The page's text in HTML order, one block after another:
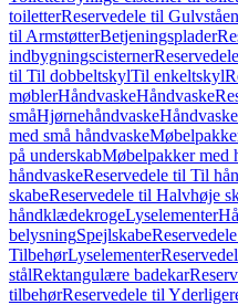
toiletterReservedele til
til ArmstøtterBetjeningsplader
indbygningscisterner
til Til dobbeltskylTil enkeltskyl
møblerHåndvaskeHåndvaske
småHjørnehåndvaske
med små håndvaske
på underskabMøbelpakker med
håndvaskeReservedele til Til
skabeReservedele til Halvhøje
håndklædekrogeLyselementer
belysningSpejlskabe
TilbehørLyselementer
stålRektangulære badekar
tilbehørReservedele til